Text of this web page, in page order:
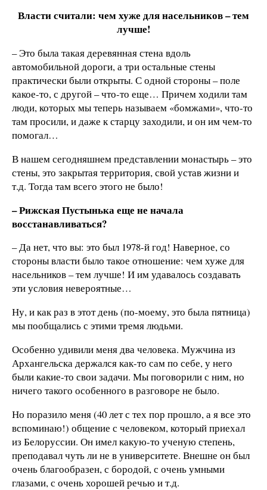
Власти считали: чем хуже для насельников – тем
лучше!
– Это была такая деревянная стена вдоль
автомобильной дороги, а три остальные стены
практически были открыты. С одной стороны – поле
какое-то, с другой – что-то еще… Причем ходили там
люди, которых мы теперь называем «бомжами», что-то
там просили, и даже к старцу заходили, и он им чем-то
помогал…
В нашем сегодняшнем представлении монастырь – это
стены, это закрытая территория, свой устав жизни и
т.д. Тогда там всего этого не было!
– Рижская Пустынька еще не начала
восстанавливаться?
– Да нет, что вы: это был 1978-й год! Наверное, со
стороны власти было такое отношение: чем хуже для
насельников – тем лучше! И им удавалось создавать
эти условия невероятные…
Ну, и как раз в этот день (по-моему, это была пятница)
мы пообщались с этими тремя людьми.
Особенно удивили меня два человека. Мужчина из
Архангельска держался как-то сам по себе, у него
были какие-то свои задачи. Мы поговорили с ним, но
ничего такого особенного в разговоре не было.
Но поразило меня (40 лет с тех пор прошло, а я все это
вспоминаю!) общение с человеком, который приехал
из Белоруссии. Он имел какую-то ученую степень,
преподавал чуть ли не в университете. Внешне он был
очень благообразен, с бородой, с очень умными
глазами, с очень хорошей речью и т.д.